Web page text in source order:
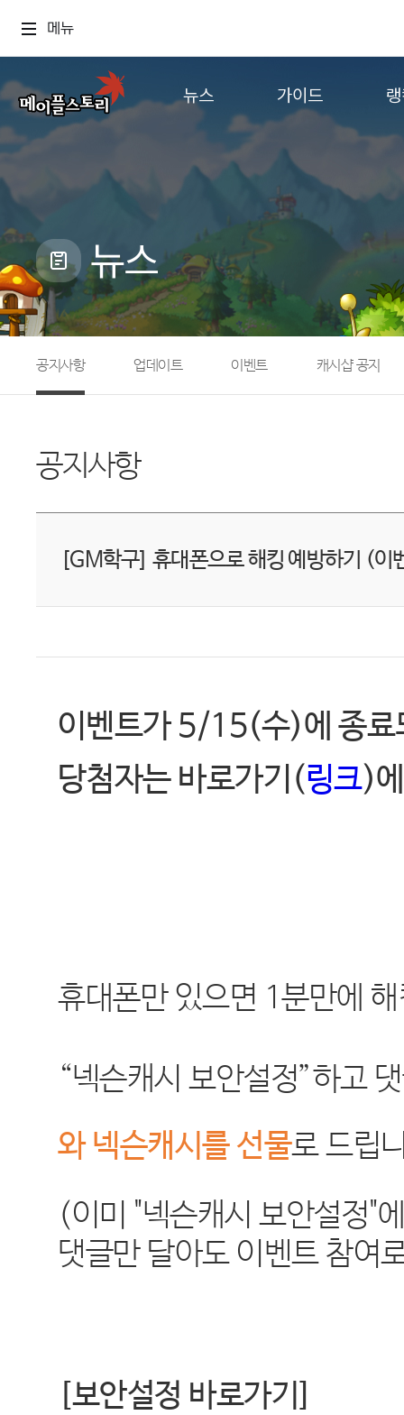
메뉴
뉴스
공지사항
업데이트
캐시샵 공지
메이플 알림판
with maple
가이드
게임정보
직업소개
확률형 아이템
NEXON NOW
뉴스
공지사항 업데이트 이벤트 캐시샵 공지
공지사항
[GM학구] 휴대폰으로 해킹 예방하기 (이
이벤트가 5/15(수)에 종료
당첨자는 바로가기(링크)
휴대폰만 있으면 1분만에
“넥슨캐시 보안설정”하고
와 넥슨캐시를 선물로 드립
(이미 "넥슨캐시 보안설정"
댓글만 달아도 이벤트 참여
보안설정 바로가기